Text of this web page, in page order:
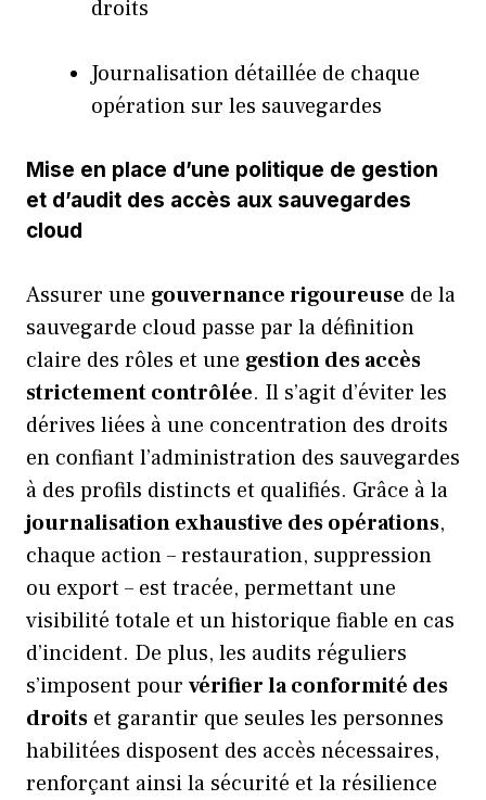
droits
Journalisation détaillée de chaque
opération sur les sauvegardes
Mise en place d’une politique de gestion
et d’audit des accès aux sauvegardes
cloud
Assurer une gouvernance rigoureuse de la
sauvegarde cloud passe par la définition
claire des rôles et une gestion des accès
strictement contrôlée. Il s’agit d’éviter les
dérives liées à une concentration des droits
en confiant l’administration des sauvegardes
à des profils distincts et qualifiés. Grâce à la
journalisation exhaustive des opérations,
chaque action – restauration, suppression
ou export – est tracée, permettant une
visibilité totale et un historique fiable en cas
d’incident. De plus, les audits réguliers
s’imposent pour vérifier la conformité des
droits et garantir que seules les personnes
habilitées disposent des accès nécessaires,
renforçant ainsi la sécurité et la résilience